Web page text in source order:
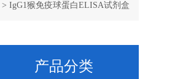
> IgG1猴免疫球蛋白ELISA试剂盒
产品分类